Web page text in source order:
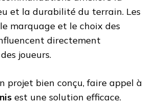
et la durabilité du terrain. Les
marquage et le choix des
directement
joueurs.
projet bien conçu, faire appel à
est une solution efficace.